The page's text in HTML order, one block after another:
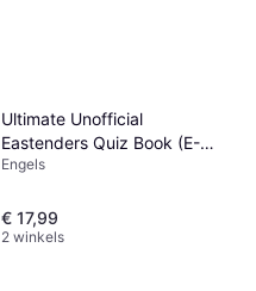
Ultimate Unofficial
Eastenders Quiz Book (E-
book, 2015)
Engels
€ 17,99
2 winkels